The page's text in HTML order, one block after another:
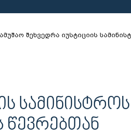
შეხვედრა იუსტიციის
ᲡᲐᲛᲘᲜᲘᲡᲢᲠᲝᲡ
ᲬᲔᲕᲠᲔᲑᲗᲐᲜ